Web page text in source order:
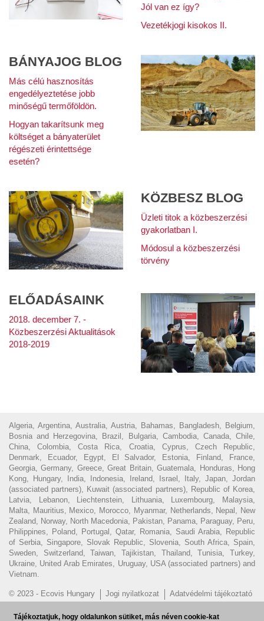
Jól van ez így?
Vezetékjogi kisokos II.
BÁNYAJOG BLOG
Más célú hasznosítás
engedélyeztetése jobb
minőségű termőföldön.
Hogyan takarítsunk meg
költséget a bányaterület
régészeti érintettsége
esetén?
KÖZBESZ BLOG
Üzleti titok a közbeszerzési
gyakorlatban I.
Módosul a közbeszerzési
törvény
ELŐADÁSAINK
2018. december 7. -
Közbeszerzési Aktualitások
2018-2019
Algeria, Argentina, Australia, Austria, Bahamas, Bangladesh, Belgium,
Bosnia and Herzegovina, Brazil, Bulgaria, Cambodia, Canada, Chile,
China, Colombia, Costa Rica, Croatia, Cyprus, Czech Republic,
Denmark, Ecuador, Egypt, El Salvador, Estonia, Finland, France,
Georgia, Germany, Greece, Great Britain, Guatemala, Honduras, Hong
Kong, Hungary, India, Indonesia, Ireland, Israel, Italy, Japan, Jordan
(associated partners), Kuwait (associated partners), Republic of Korea,
Latvia, Lebanon, Liechtenstein, Lithuania, Luxembourg, Malaysia,
Malta, Mauritius, Mexico, Morocco, Myanmar, Netherlands, Nepal, New
Zealand, Norway, North Macedonia, Pakistan, Panama, Paraguay, Peru,
Philippines, Poland, Portugal, Qatar, Romania, Saudi Arabia, Republic
of Serbia, Singapore, Slovak Republic, Slovenia, South Africa, Spain,
Sweden, Switzerland, Taiwan, Tajikistan, Thailand, Tunisia, Turkey,
Ukraine, United Arab Emirates, Uruguay, USA (associated partners) and
Vietnam.
© 2023 - Ecovis Hungary Jogi nyilatkozat
Adatvédelmi tájékoztató
Tájékoztatjuk, hogy oldalunkon sütiket, más néven cookie-kat